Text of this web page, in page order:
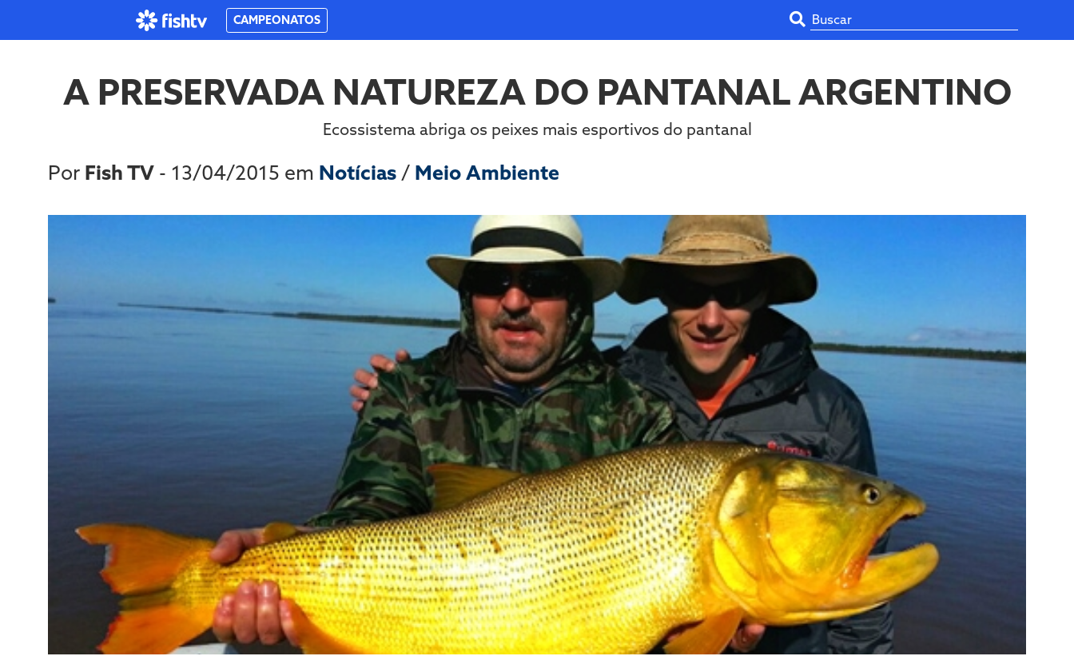
CAMPEONATOS
A PRESERVADA NATUREZA DO PANTANAL ARGENTINO
Ecossistema abriga os peixes mais esportivos do pantanal
Por Fish TV - 13/04/2015 em Notícias/ Meio Ambiente